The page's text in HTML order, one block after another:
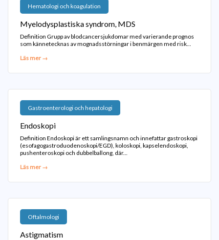
Hematologi och koagulation
Myelodysplastiska syndrom, MDS
Definition Grupp av blodcancersjukdomar med varierande prognos
som kännetecknas av mognadsstörningar i benmärgen med risk...
Läs mer →
Gastroenterologi och hepatologi
Endoskopi
Definition Endoskopi är ett samlingsnamn och innefattar gastroskopi
(esofagogastroduodenoskopi/EGD), koloskopi, kapselendoskopi,
pushenteroskopi och dubbelballong, där...
Läs mer →
Oftalmologi
Astigmatism